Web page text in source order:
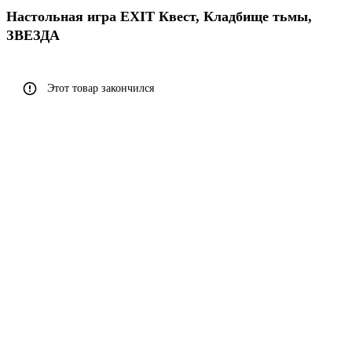
Настольная игра EXIT Квест, Кладбище тьмы,
ЗВЕЗДА
Этот товар закончился